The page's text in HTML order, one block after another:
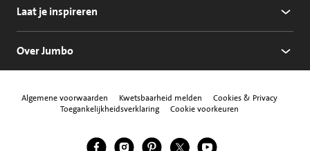
Laat je inspireren
Over Jumbo
Algemene voorwaarden Kwetsbaarheid melden
Cookies & Privacy
Toegankelijkheidsverklaring
Cookie voorkeuren
Volg ons
Jumbo Facebook
Jumbo Instagram
Jumbo Pinterest
Jumbo Twitter
Jumbo YouTube